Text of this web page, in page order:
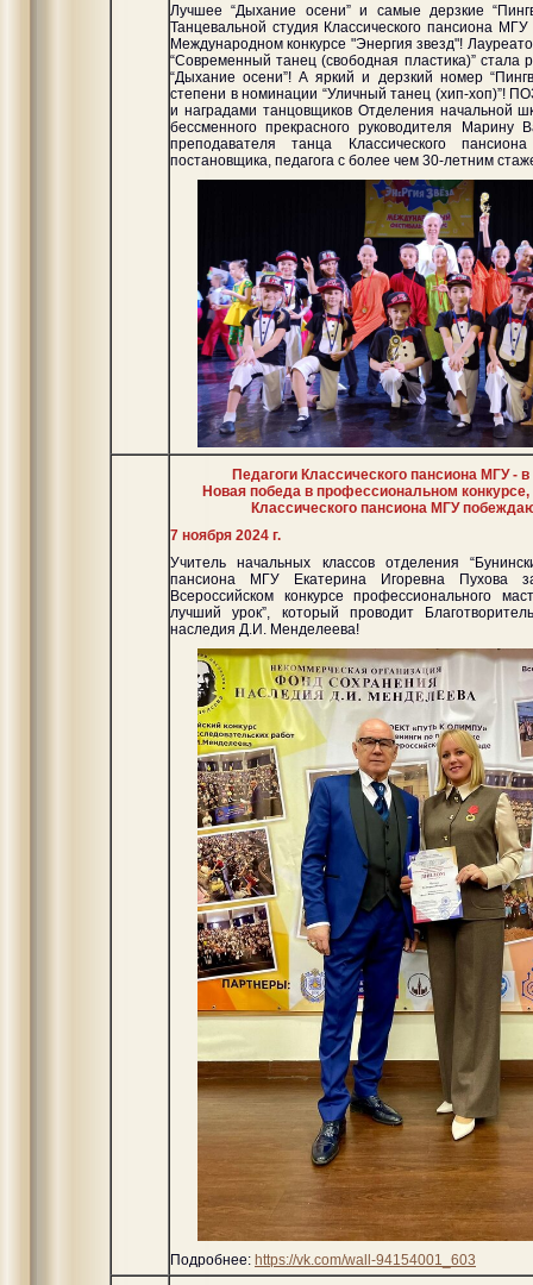
Лучшее “Дыхание осени” и самые дерзкие
Танцевальной студия Классического пансиона
Международном конкурсе "Энергия звезд"!
“Современный танец (свободная пластика)” стала
“Дыхание осени”! А яркий и дерзкий номер
степени в номинации “Уличный танец (хип-хоп)”!
и наградами танцовщиков Отделения начальной
бессменного прекрасного руководителя Марину
преподавателя танца Классического
постановщика, педагога с более чем 30-летним
Педагоги Классического пансиона МГУ -
Новая победа в профессиональном конкурсе,
Классического пансиона МГУ
7 ноября 2024 г.
Учитель начальных классов отделения
пансиона МГУ Екатерина Игоревна Пухова
Всероссийском конкурсе профессионального
лучший урок”, который проводит
наследия Д.И. Менделеева!
Подробнее: https://vk.com/wall-94154001_603